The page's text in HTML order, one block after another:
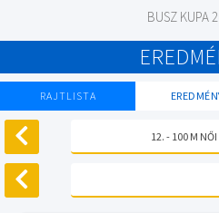
BUSZ KUPA
RAJTLISTA
12. - 100 M